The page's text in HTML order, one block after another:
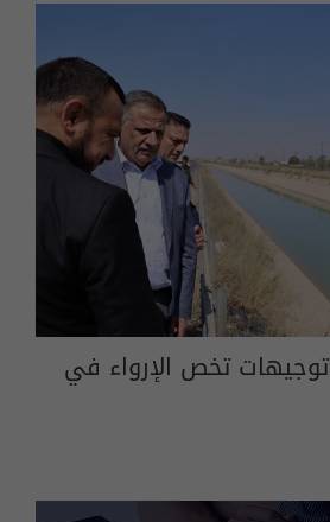
وزير الموارد يصدر 3 توجيهات تخص الإرواء في